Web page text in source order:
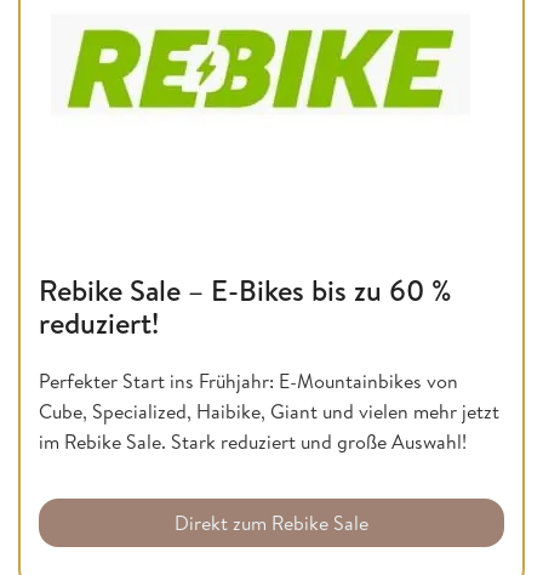
Rebike Sale – E-Bikes bis zu 60 %
reduziert!
Perfekter Start ins Frühjahr: E-Mountainbikes von
Cube, Specialized, Haibike, Giant und vielen mehr jetzt
im Rebike Sale. Stark reduziert und große Auswahl!
Direkt zum Rebike Sale